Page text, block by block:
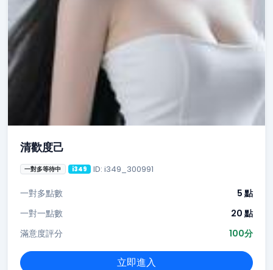
清歡度己
一對多等待中 i349 ID: i349_300991
一對多點數
5 點
一對一點數
20 點
滿意度評分
100分
立即進入